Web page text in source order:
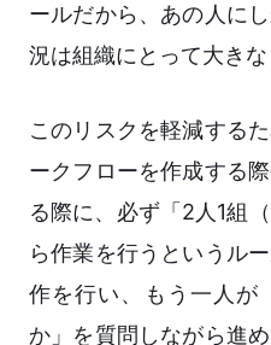
ールだから、あの人に
況は組織にとって大きな
このリスクを軽減する
ークフローを作成する
る際に、必ず「2人1組
ら作業を行うというル
作を行い、もう一人が
か」を質問しながら進